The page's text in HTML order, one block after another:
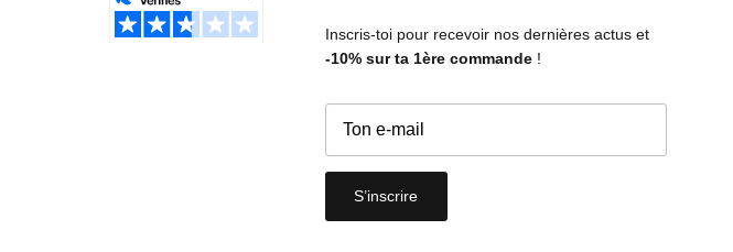
Inscris-toi pour recevoir nos dernières actus et
-10% sur ta 1ère commande!
S’inscrire